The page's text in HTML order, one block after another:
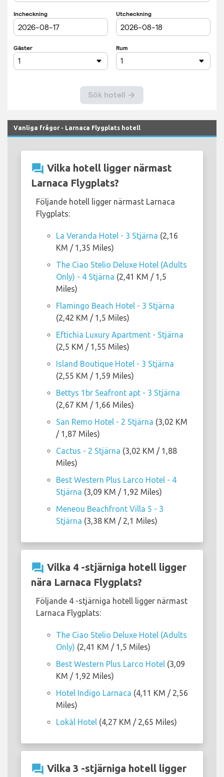
Vanliga frågor - Larnaca Flygplats hotell
question_answer Vilka hotell ligger närmast
Larnaca Flygplats?
Följande hotell ligger närmast Larnaca
Flygplats:
La Veranda Hotel - 3 Stjärna (2,16
KM / 1,35 Miles)
The Ciao Stelio Deluxe Hotel (Adults
Only) - 4 Stjärna (2,41 KM / 1,5
Miles)
Flamingo Beach Hotel - 3 Stjärna
(2,42 KM / 1,5 Miles)
Eftichia Luxury Apartment - Stjärna
(2,5 KM / 1,55 Miles)
Island Boutique Hotel - 3 Stjärna
(2,55 KM / 1,59 Miles)
Bettys 1br Seafront apt - 3 Stjärna
(2,67 KM / 1,66 Miles)
San Remo Hotel - 2 Stjärna (3,02 KM
/ 1,87 Miles)
Cactus - 2 Stjärna (3,02 KM / 1,88
Miles)
Best Western Plus Larco Hotel - 4
Stjärna (3,09 KM / 1,92 Miles)
Meneou Beachfront Villa 5 - 3
Stjärna (3,38 KM / 2,1 Miles)
question_answer Vilka 4 -stjärniga hotell ligger
nära Larnaca Flygplats?
Följande 4 -stjärniga hotell ligger närmast
Larnaca Flygplats:
The Ciao Stelio Deluxe Hotel (Adults
Only) (2,41 KM / 1,5 Miles)
Best Western Plus Larco Hotel (3,09
KM / 1,92 Miles)
Hotel Indigo Larnaca (4,11 KM / 2,56
Miles)
Lokàl Hotel (4,27 KM / 2,65 Miles)
question_answer Vilka 3 -stjärniga hotell ligger